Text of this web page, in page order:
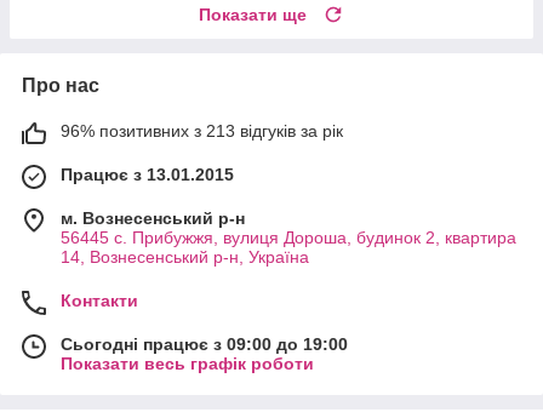
Показати ще
Про нас
96% позитивних з 213 відгуків за рік
Працює з 13.01.2015
м. Вознесенський р-н
56445 с. Прибужжя, вулиця Дороша, будинок 2, квартира
14, Вознесенський р-н, Україна
Контакти
Сьогодні працює з 09:00 до 19:00
Показати весь графік роботи